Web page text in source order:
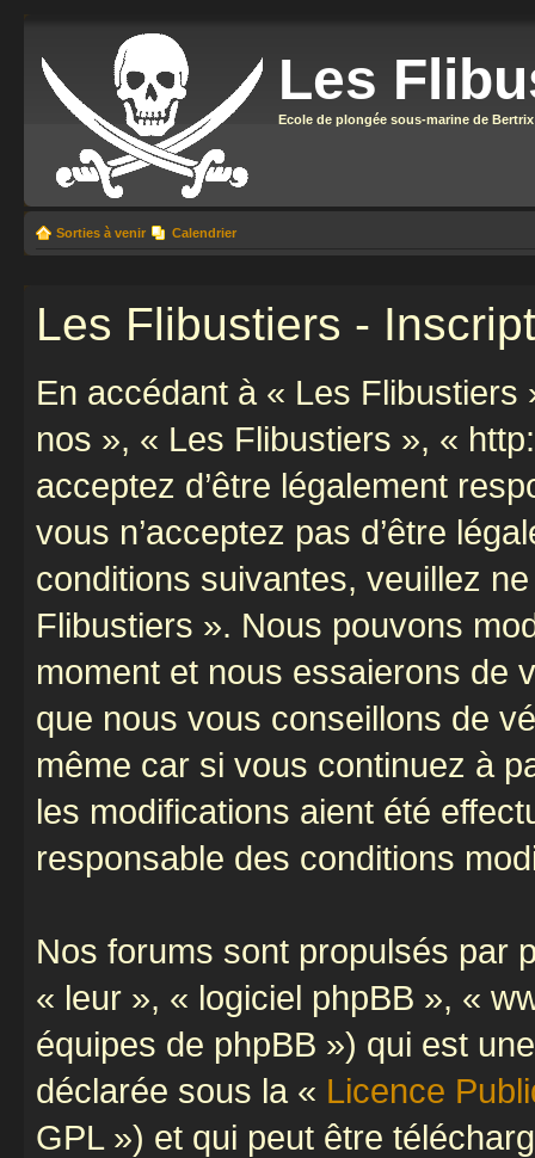
Les
Ecole de plongée sous-marine de Bertrix
Sorties à venir Calendrier
Les Flibustiers -
En accédant à « Les
nos », « Les Flibustiers », «
acceptez d’être légalement
vous n’acceptez pas d’être
conditions suivantes, veuillez
Flibustiers ». Nous pouvons
moment et nous essaierons de
que nous vous conseillons de
même car si vous continuez à
les modifications aient été
responsable des conditions
Nos forums sont propulsés par
« leur », « logiciel phpBB », «
équipes de phpBB ») qui est
déclarée sous la « Licence
GPL ») et qui peut être